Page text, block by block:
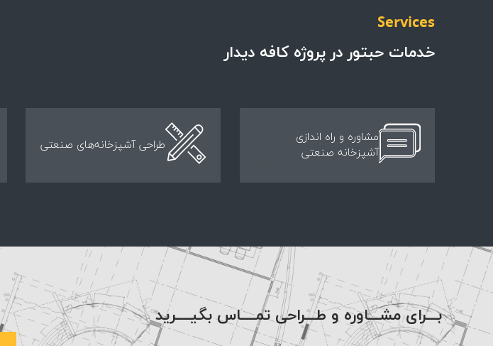
Services
خدمات حبتور در پروژه کافه دیدار
مشاوره و راه اندازی
آشپزخانه صنعتی
طراحی آشپزخانه‌های صنعتی
بـــرای مشـــاوره و طـــراحی تمــــاس بگیــــرید